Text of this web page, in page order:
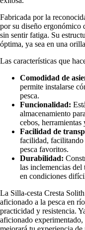
Fabricada por la
por su diseño ergonómico
sin sentir fatiga. Su
óptima, ya sea en una
Las características que
Comodidad de
permite instalarse
pesca.
Funcionalidad:
almacenamiento
cebos, herramientas
Facilidad de
facilidad, facilitando
pesca favoritos.
Durabilidad:
las inclemencias del
en condiciones
La Silla-cesta Cresta
aficionado a la pesca en
practicidad y resistencia.
aficionado experimentado,